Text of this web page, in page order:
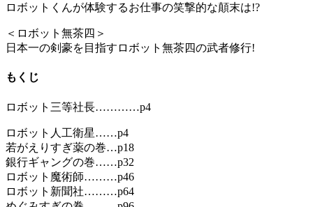
ロボットくんが体験するお仕事の笑撃的な顛末は!?
＜ロボット無茶四＞
日本一の剣豪を目指すロボット無茶四の武者修行!
もくじ
ロボット三等社長…………p4
ロボット人工衛星……p4
若がえりすぎ薬の巻…p18
銀行ギャングの巻……p32
ロボット魔術師………p46
ロボット新聞社………p64